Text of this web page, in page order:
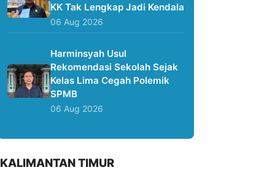
KK Tak Lengkap Jadi Kendala
06 Aug 2026
Harminsyah Usul
Rekomendasi Sekolah Sejak
Kelas Lima Cegah Polemik
SPMB
06 Aug 2026
KALIMANTAN TIMUR